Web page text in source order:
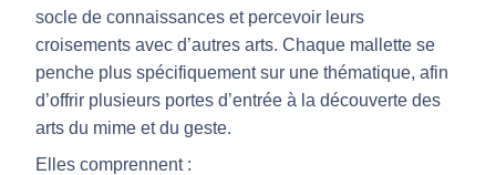
socle de connaissances et percevoir leurs
croisements avec d’autres arts. Chaque mallette se
penche plus spécifiquement sur une thématique, afin
d’offrir plusieurs portes d’entrée à la découverte des
arts du mime et du geste.
Elles comprennent :